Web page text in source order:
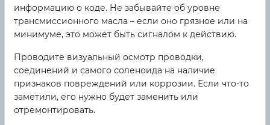
информацию о коде. Не забывайте об уровне
трансмиссионного масла – если оно грязное или на
минимуме, это может быть сигналом к действию.
Проводите визуальный осмотр проводки,
соединений и самого соленоида на наличие
признаков повреждений или коррозии. Если что-то
заметили, его нужно будет заменить или
отремонтировать.